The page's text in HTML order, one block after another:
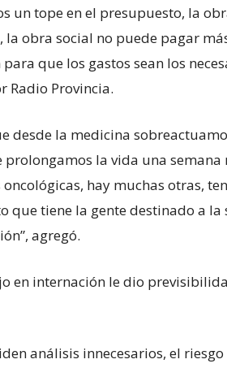
un tope en el presupuesto, la
la obra social no puede pagar
que los gastos sean los
Radio Provincia.
desde la medicina
la vida una semana
hay muchas otras,
que tiene la gente destinado a la
agregó.
en internación le dio
análisis innecesarios, el